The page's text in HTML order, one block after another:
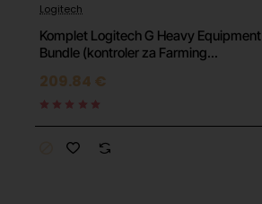
Logitech
Komplet Logitech G Heavy Equipment
Bundle (kontroler za Farming
209.84 €